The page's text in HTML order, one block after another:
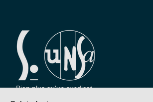
Bien plus qu'un syndicat